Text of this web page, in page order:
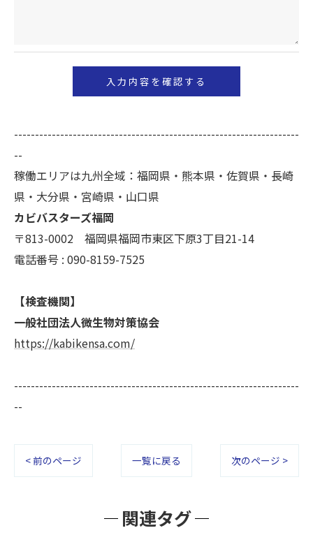
当社では、お客様の個人情報の開示･訂正･削除・利
個人情報の開示･訂正･削除・利用停止の具体的手続
きにつきましては、お電話でお問合せ下さい。
--------------------------------------------------------------------
--
稼働エリアは九州全域：福岡県・熊本県・佐賀県・長崎
県・大分県・宮崎県・山口県
カビバスターズ福岡
〒813-0002 福岡県福岡市東区下原3丁目21-14
電話番号 : 090-8159-7525
【検査機関】
一般社団法人微生物対策協会
https://kabikensa.com/
--------------------------------------------------------------------
--
< 前のページ 一覧に戻る 次のページ >
関連タグ